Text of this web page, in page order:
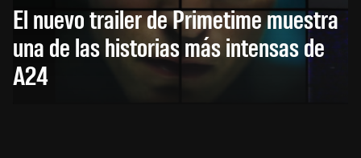
El nuevo trailer de Primetime muestra
una de las historias más intensas de
A24